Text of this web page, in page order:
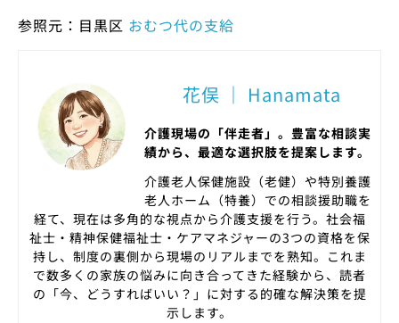
参照元：目黒区 おむつ代の支給
花俣 ｜ Hanamata
介護現場の「伴走者」。豊富な相談実
績から、最適な選択肢を提案します。
介護老人保健施設（老健）や特別養護
老人ホーム（特養）での相談援助職を
経て、現在は多角的な視点から介護支援を行う。社会福
祉士・精神保健福祉士・ケアマネジャーの3つの資格を保
持し、制度の裏側から現場のリアルまでを熟知。これま
で数多くの家族の悩みに向き合ってきた経験から、読者
の「今、どうすればいい？」に対する的確な解決策を提
示します。